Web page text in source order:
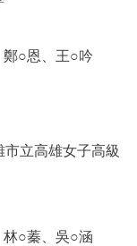
○恩、王○吟
立高雄女子高級
○蓁、吳○涵